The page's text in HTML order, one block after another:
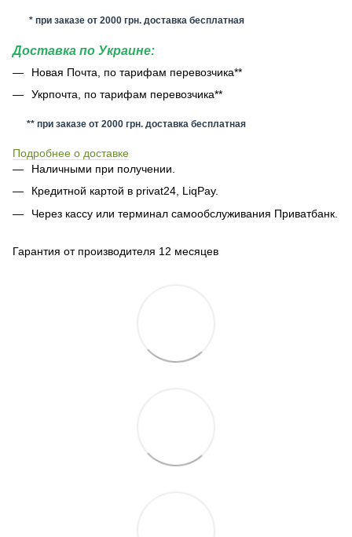
* при заказе от 2000 грн. доставка бесплатная
Доставка по Украине:
Новая Почта, по тарифам перевозчика**
Укрпочта, по тарифам перевозчика**
** при заказе от 2000 грн. доставка бесплатная
Подробнее о доставке
Наличными при получении.
Кредитной картой в privat24, LiqPay.
Через кассу или терминал самообслуживания Приватбанк.
Гарантия от производителя 12 месяцев